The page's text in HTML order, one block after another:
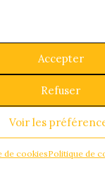
Accepter
Refuser
Voir les
de cookiesPolitique de